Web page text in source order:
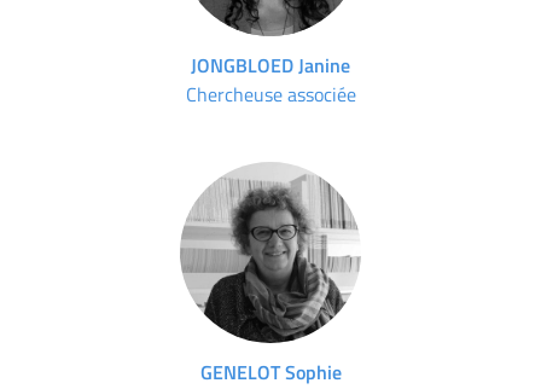
JONGBLOED Janine
Chercheuse associée
GENELOT Sophie